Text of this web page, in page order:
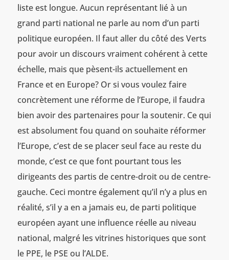
liste est longue. Aucun représentant lié à un
grand parti national ne parle au nom d’un parti
politique européen. Il faut aller du côté des Verts
pour avoir un discours vraiment cohérent à cette
échelle, mais que pèsent-ils actuellement en
France et en Europe? Or si vous voulez faire
concrètement une réforme de l’Europe, il faudra
bien avoir des partenaires pour la soutenir. Ce qui
est absolument fou quand on souhaite réformer
l’Europe, c’est de se placer seul face au reste du
monde, c’est ce que font pourtant tous les
dirigeants des partis de centre-droit ou de centre-
gauche. Ceci montre également qu’il n’y a plus en
réalité, s’il y a en a jamais eu, de parti politique
européen ayant une influence réelle au niveau
national, malgré les vitrines historiques que sont
le PPE, le PSE ou l’ALDE.